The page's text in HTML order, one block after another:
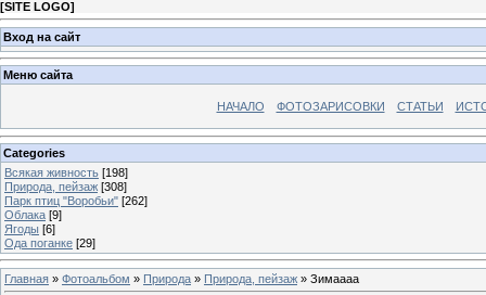
[SITE LOGO]
Вход на сайт
Меню сайта
НАЧАЛО ФОТОЗАРИСОВКИ СТАТЬИ
Categories
Всякая живность [198]
Природа, пейзаж [308]
Парк птиц "Воробьи" [262]
Облака [9]
Ягоды [6]
Ода поганке [29]
Главная » Фотоальбом » Природа » Природа, пейзаж » Зимаааа